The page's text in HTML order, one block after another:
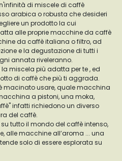
di miscele di caffè
arabica o robusta che desideri
un prodotto la cui
alle proprie macchine da caffè
da caffè italiana o filtro, ad
e la degustazione di tutti i
annata riveleranno.
miscela più adatta per te , ed
di caffè che più ti aggrada.
macinato usare, quale macchina
a pistoni, una moka,
infatti richiedono un diverso
del caffè.
tutto il mondo del caffè intenso,
alle macchine all’aroma ... una
solo di essere esplorata su